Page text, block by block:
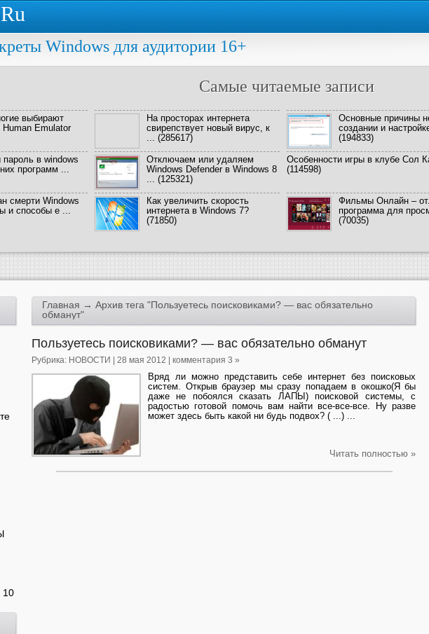
Windows для аудитории 16+
Самые читаемые записи
выбирают
Human Emulator
На просторах интернета
свирепствует новый вирус, к
... (285617)
Основные причины
создании и
(194833)
пароль в windows
программ ...
Отключаем или удаляем
Windows Defender в Windows 8
... (125321)
Особенности игры в клубе Сол
(114598)
смерти Windows
и способы е ...
Как увеличить скорость
интернета в Windows 7?
(71850)
Фильмы Онлайн –
программа для
(70035)
Главная → Архив тега "Пользуетесь поисковиками? — вас обязательно
обманут"
Пользуетесь поисковиками? — вас обязательно обманут
Рубрика: НОВОСТИ | 28 мая 2012 | комментария 3 »
Вряд ли можно представить себе интернет без поисковых
систем. Открыв браузер мы сразу попадаем в окошко(Я бы
даже не побоялся сказать ЛАПЫ) поисковой системы, с
радостью готовой помочь вам найти все-все-все. Ну разве
может здесь быть какой ни будь подвох? ( ...) ...
Читать полностью »
10